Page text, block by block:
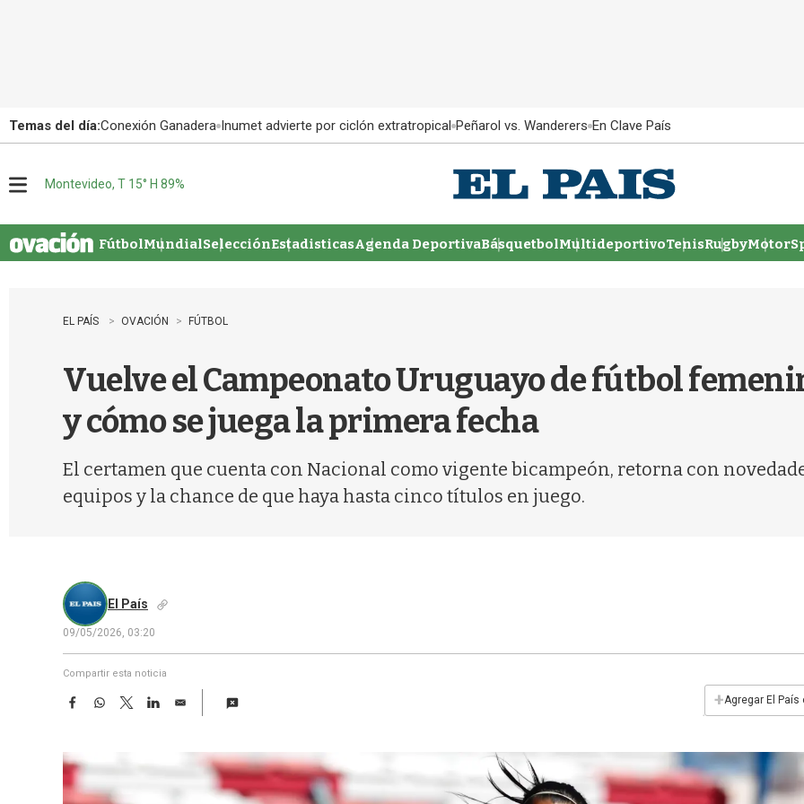
Temas del día:Conexión Ganadera Inumet advierte por ciclón extratropical Peñarol vs. Wanderers En Clave País
u
Montevideo, T 15° H 89%
FútbolMundialSelecciónEstadisticasAgenda DeportivaBásquetbolMultideportivoTenisRugby
EL PAÍS OVACIÓN FÚTBOL
Vuelve el Campeonato Uruguayo de fútbol
y cómo se juega la primera fecha
El certamen que cuenta con Nacional como vigente bicampeón, retorna con
equipos y la chance de que haya hasta cinco títulos en juego.
El País
09/05/2026, 03:20
Compartir esta noticia
F
b
o
W
s
A
T
w
L
e
E
+Agregar El País